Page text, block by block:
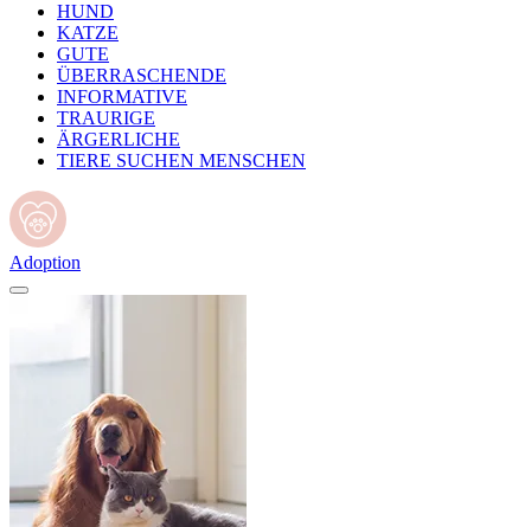
HUND
KATZE
GUTE
ÜBERRASCHENDE
INFORMATIVE
TRAURIGE
ÄRGERLICHE
TIERE SUCHEN MENSCHEN
Adoption